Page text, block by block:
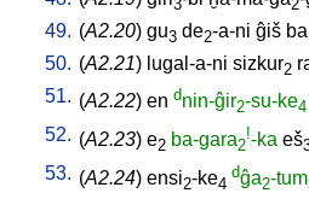
3 2
49. (A2.20) gu3 de2-a-ni ĝiš
50. (A2.21) lugal-a-ni sizkur2
51. (A2.22) en dnin-ĝir2-su-ke4
52. (A2.23) e2 ba-gara2
!-ka eš
53. (A2.24) ensi2-ke4
dĝa2-tum